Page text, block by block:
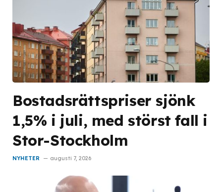
Bostadsrättspriser sjönk
1,5% i juli, med störst fall i
Stor-Stockholm
NYHETER augusti 7, 2026